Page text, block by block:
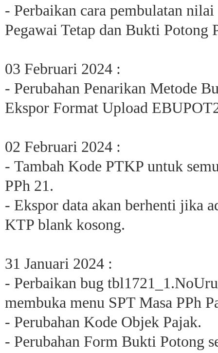
- Perbaikan cara pembulatan
Pegawai Tetap dan Bukti Potong
03 Februari 2024 :
- Perubahan Penarikan Metode
Ekspor Format Upload
02 Februari 2024 :
- Tambah Kode PTKP untuk
PPh 21.
- Ekspor data akan berhenti jika
KTP blank kosong.
31 Januari 2024 :
- Perbaikan bug
membuka menu SPT Masa PPh
- Perubahan Kode Objek Pajak.
- Perubahan Form Bukti Potong